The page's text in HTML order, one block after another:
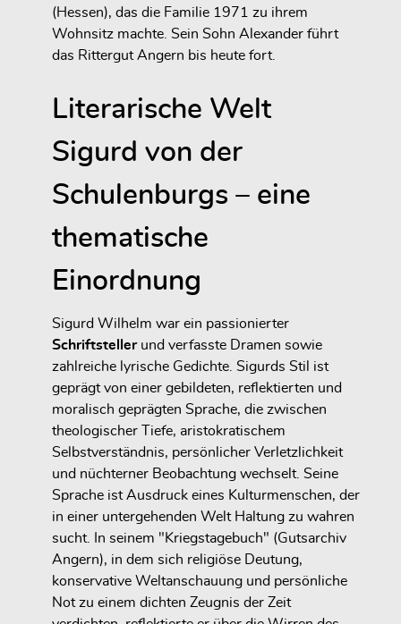
(Hessen), das die Familie 1971 zu ihrem
Wohnsitz machte. Sein Sohn Alexander führt
das Rittergut Angern bis heute fort.
Literarische Welt
Sigurd von der
Schulenburgs – eine
thematische
Einordnung
Sigurd Wilhelm war ein passionierter
Schriftstellerund verfasste Dramen sowie
zahlreiche lyrische Gedichte. Sigurds Stil ist
geprägt von einer gebildeten, reflektierten und
moralisch geprägten Sprache, die zwischen
theologischer Tiefe, aristokratischem
Selbstverständnis, persönlicher Verletzlichkeit
und nüchterner Beobachtung wechselt. Seine
Sprache ist Ausdruck eines Kulturmenschen, der
in einer untergehenden Welt Haltung zu wahren
sucht. In seinem "Kriegstagebuch" (Gutsarchiv
Angern), in dem sich religiöse Deutung,
konservative Weltanschauung und persönliche
Not zu einem dichten Zeugnis der Zeit